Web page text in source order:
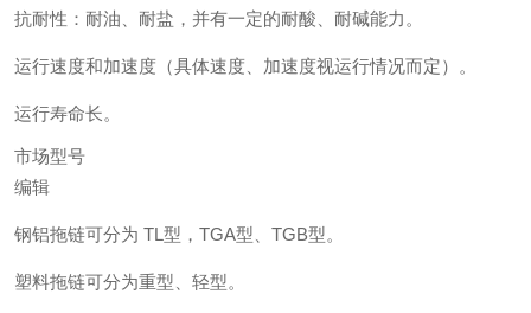
抗耐性：耐油、耐盐，并有一定的耐酸、耐碱能力。
运行速度和加速度（具体速度、加速度视运行情况而定）。
运行寿命长。
市场型号
编辑
钢铝拖链可分为 TL型，TGA型、TGB型。
塑料拖链可分为重型、轻型。